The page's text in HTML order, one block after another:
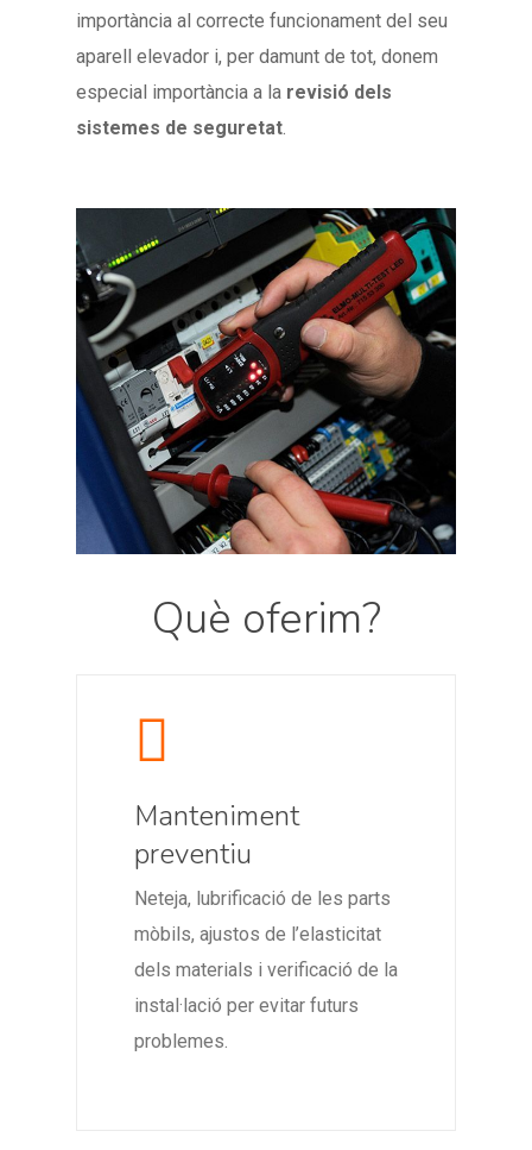
importància al correcte funcionament del seu
aparell elevador i, per damunt de tot, donem
especial importància a la revisió dels
sistemes de seguretat
Què oferim?
Manteniment
preventiu
Neteja, lubrificació de les parts
mòbils, ajustos de l’elasticitat
dels materials i verificació de la
instal·lació per evitar futurs
problemes.